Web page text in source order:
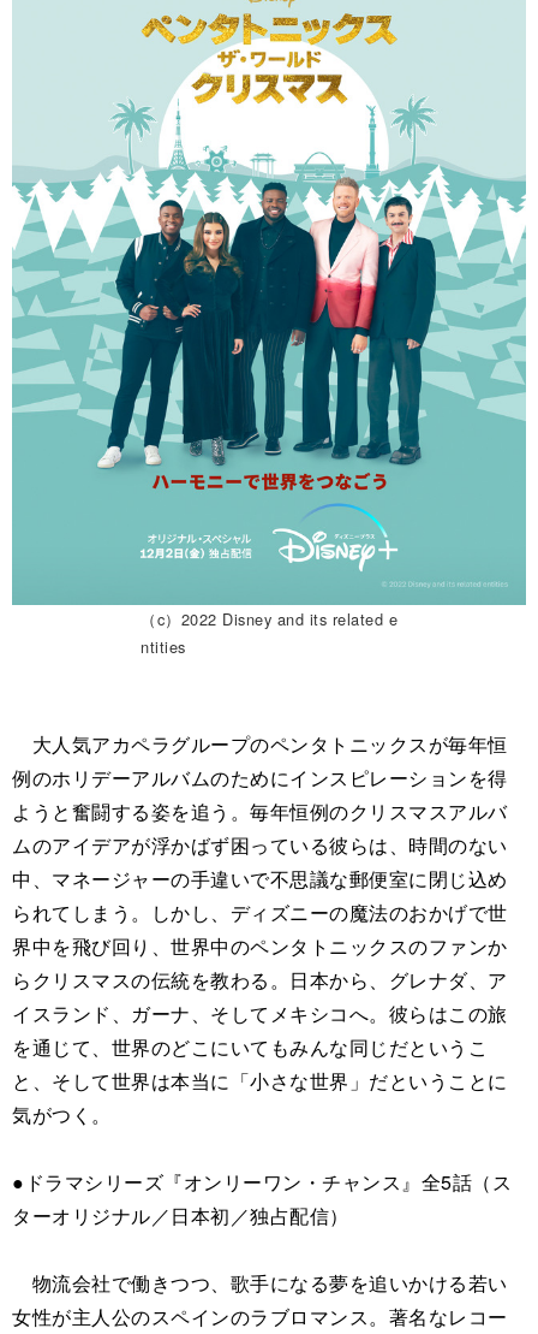
（c）2022 Disney and its related e
ntities
大人気アカペラグループのペンタトニックスが毎年恒
例のホリデーアルバムのためにインスピレーションを得
ようと奮闘する姿を追う。毎年恒例のクリスマスアルバ
ムのアイデアが浮かばず困っている彼らは、時間のない
中、マネージャーの手違いで不思議な郵便室に閉じ込め
られてしまう。しかし、ディズニーの魔法のおかげで世
界中を飛び回り、世界中のペンタトニックスのファンか
らクリスマスの伝統を教わる。日本から、グレナダ、ア
イスランド、ガーナ、そしてメキシコへ。彼らはこの旅
を通じて、世界のどこにいてもみんな同じだというこ
と、そして世界は本当に「小さな世界」だということに
気がつく。
●ドラマシリーズ『オンリーワン・チャンス』全5話（ス
ターオリジナル／日本初／独占配信）
物流会社で働きつつ、歌手になる夢を追いかける若い
女性が主人公のスペインのラブロマンス。著名なレコー